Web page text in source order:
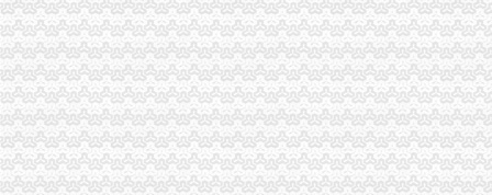
户口办理-新田县人民门户网
大兴办餐饮执照食品经营许可证的条件-爱喇叭网
非深户注意！这些证件统统可在深圳办,不用回老家_搜狐_搜狐网
【回兴二手办公用品转让|回兴办公用品批发】-重庆58同城
第一百一十一回潘公石秀开肉铺杨雄帮忙办执照_水浒歪_逐浪小说
教育部等五部门印发《民办学校分类登记实施细则》__海南新闻网_南
国家工商行政管理局关于企业登记管理若干问题的执行意见_财经法规-
教育部等五部门关于印发《民办学校分类登记实施细则》的通知-中华